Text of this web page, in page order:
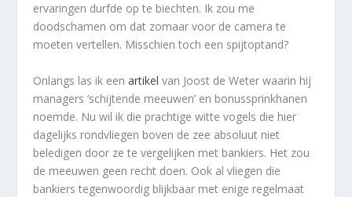
ervaringen durfde op te biechten. Ik zou me
doodschamen om dat zomaar voor de camera te
moeten vertellen. Misschien toch een spijtoptand?
Onlangs las ik eenartikel van Joost de Weter waarin hij
managers ‘schijtende meeuwen’ en bonussprinkhanen
noemde. Nu wil ik die prachtige witte vogels die hier
dagelijks rondvliegen boven de zee absoluut niet
beledigen door ze te vergelijken met bankiers. Het zou
de meeuwen geen recht doen. Ook al vliegen die
bankiers tegenwoordig blijkbaar met enige regelmaat